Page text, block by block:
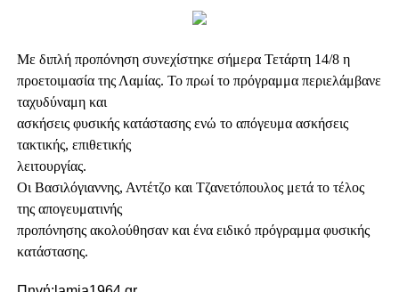
Με διπλή προπόνηση συνεχίστηκε σήμερα Τετάρτη 14/8 η
προετοιμασία της Λαμίας. Το πρωί το πρόγραμμα περιελάμβανε
ταχυδύναμη και
ασκήσεις φυσικής κατάστασης ενώ το απόγευμα ασκήσεις
τακτικής, επιθετικής
λειτουργίας.
Οι Βασιλόγιαννης, Αντέτζο και Τζανετόπουλος μετά το τέλος
της απογευματινής
προπόνησης ακολούθησαν και ένα ειδικό πρόγραμμα φυσικής
κατάστασης.